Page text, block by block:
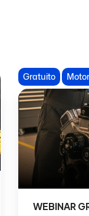
Gratuito
WEBINAR